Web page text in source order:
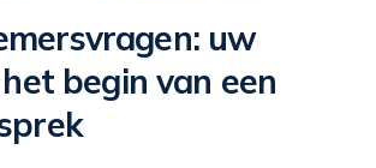
uw
begin van een